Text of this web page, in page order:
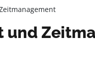
und